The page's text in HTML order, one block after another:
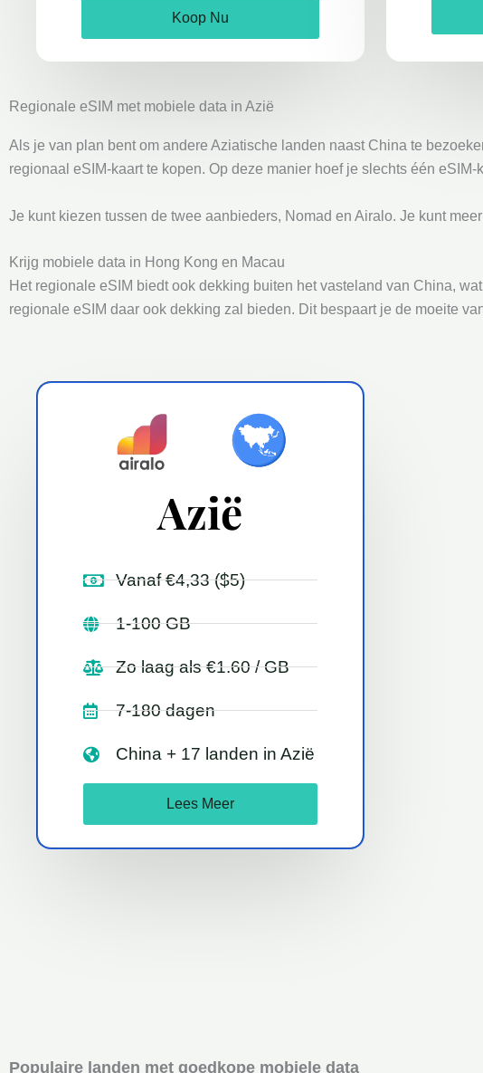
Koop Nu
Regionale eSIM met mobiele data in Azië
Als je van plan bent om andere Aziatische landen naast China te
regionaal eSIM-kaart te kopen. Op deze manier hoef je slechts één
Je kunt kiezen tussen de twee aanbieders, Nomad en Airalo. Je kunt
Krijg mobiele data in Hong Kong en Macau
Het regionale eSIM biedt ook dekking buiten het vasteland van China,
regionale eSIM daar ook dekking zal bieden. Dit bespaart je de moeite
Azië
Vanaf €4,33 ($5)
1-100 GB
Zo laag als €1.60 / GB
7-180 dagen
China + 17 landen in Azië
Lees Meer
Populaire landen met goedkope mobiele data